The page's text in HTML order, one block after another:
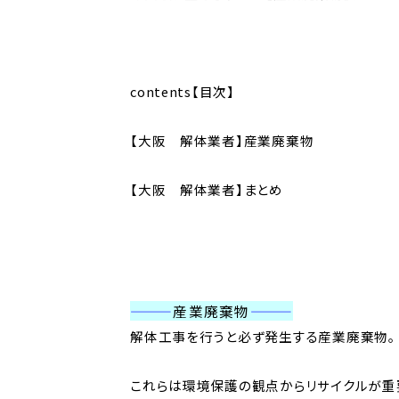
contents【目次】
【大阪 解体業者】産業廃棄物
【大阪 解体業者】まとめ
———産業廃棄物———
解体工事を行うと必ず発生する産業廃棄物。
これらは環境保護の観点からリサイクルが重